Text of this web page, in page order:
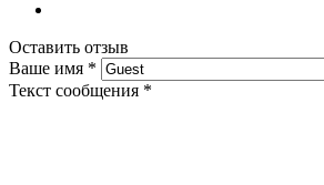
Оставить отзыв
Ваше имя *
Текст сообщения *